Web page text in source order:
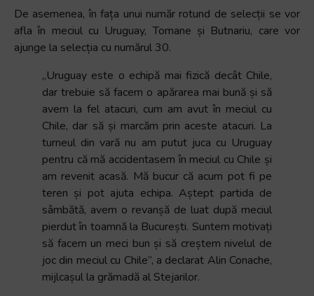
De asemenea, în fața unui număr rotund de selecții se vor
afla în meciul cu Uruguay, Tomane și Butnariu, care vor
ajunge la selecția cu numărul 30.
„Uruguay este o echipă mai fizică decât Chile,
dar trebuie să facem o apărarea mai bună și să
avem la fel atacuri, cum am avut în meciul cu
Chile, dar să și marcăm prin aceste atacuri. La
turneul din vară nu am putut juca cu Uruguay
pentru că mă accidentasem în meciul cu Chile și
am revenit acasă. Mă bucur că acum pot fi pe
teren și pot ajuta echipa. Aștept partida de
sâmbătă, avem o revanșă de luat după meciul
pierdut în toamnă la București. Suntem motivați
să facem un meci bun și să creștem nivelul de
joc din meciul cu Chile”, a declarat Alin Conache,
mijlcașul la grămadă al Stejarilor.